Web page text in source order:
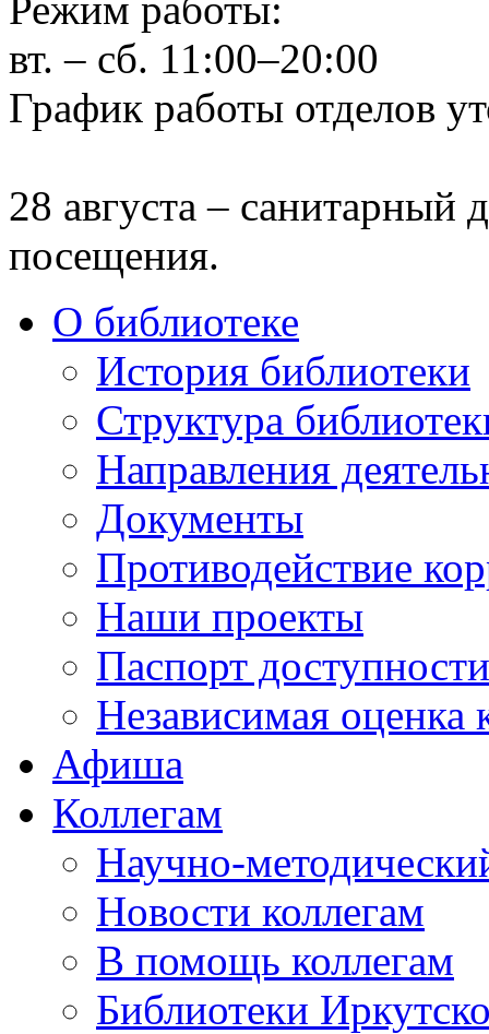
вт. – сб. 11:00–20:00
График работы отделов
28 августа – санитарный
посещения.
О библиотеке
История библиотеки
Структура
Направления
Документы
Противодействие
Наши проекты
Паспорт доступности
Независимая оценка
Афиша
Коллегам
Научно-
Новости коллегам
В помощь коллегам
Библиотеки